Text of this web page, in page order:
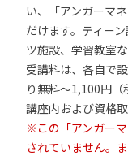
い、「アンガーマ
だけます。ティー
ツ施設、学習教室
受講料は、各自で
り無料～1,100円
講座内および資格
※この「アンガー
されていません。